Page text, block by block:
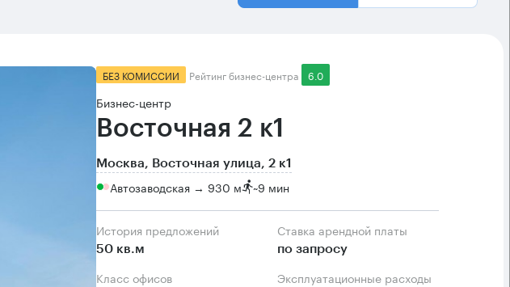
БЕЗ КОМИССИИ Рейтинг бизнес-центра 6.0
Бизнес-центр
Восточная 2 к1
Москва, Восточная улица, 2 к1
Автозаводская → 930 м ~9 мин
История предложений
50 кв.м
Ставка арендной платы
по запросу
Класс офисов Эксплуатационные расходы